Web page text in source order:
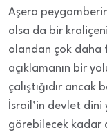
Aşera
olsa da bir
olandan çok daha
açıklamanın bir
çalıştığıdır ancak
İsrail’in devlet
görebilecek kadar